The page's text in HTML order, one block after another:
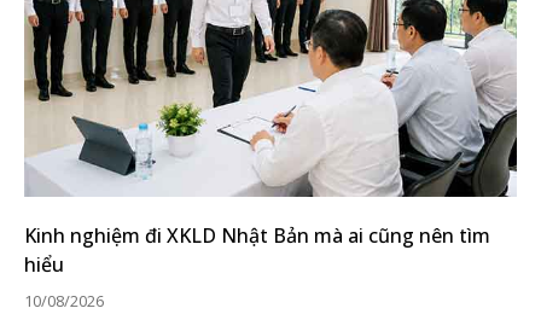
Kinh nghiệm đi XKLD Nhật Bản mà ai cũng nên tìm
hiểu
10/08/2026